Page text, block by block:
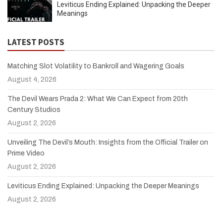
Leviticus Ending Explained: Unpacking the Deeper
Meanings
LATEST POSTS
Matching Slot Volatility to Bankroll and Wagering Goals
August 4, 2026
The Devil Wears Prada 2: What We Can Expect from 20th
Century Studios
August 2, 2026
Unveiling The Devil’s Mouth: Insights from the Official Trailer on
Prime Video
August 2, 2026
Leviticus Ending Explained: Unpacking the Deeper Meanings
August 2, 2026